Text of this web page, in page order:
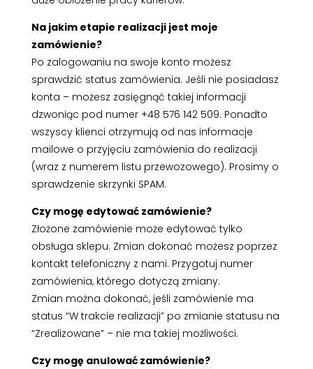
Na jakim etapie realizacji jest moje
zamówienie?
Po zalogowaniu na swoje konto możesz
sprawdzić status zamówienia. Jeśli nie posiadasz
konta – możesz zasięgnąć takiej informacji
dzwoniąc pod numer +48 576 142 509. Ponadto
wszyscy klienci otrzymują od nas informacje
mailowe o przyjęciu zamówienia do realizacji
(wraz z numerem listu przewozowego). Prosimy o
sprawdzenie skrzynki SPAM.
Czy mogę edytować zamówienie?
Złożone zamówienie może edytować tylko
obsługa sklepu. Zmian dokonać możesz poprzez
kontakt telefoniczny z nami. Przygotuj numer
zamówienia, którego dotyczą zmiany.
Zmian można dokonać, jeśli zamówienie ma
status “W trakcie realizacji” po zmianie statusu na
“Zrealizowane” – nie ma takiej możliwości.
Czy mogę anulować zamówienie?